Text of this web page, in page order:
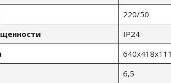
220/50
IP24
640x418x111
6,5